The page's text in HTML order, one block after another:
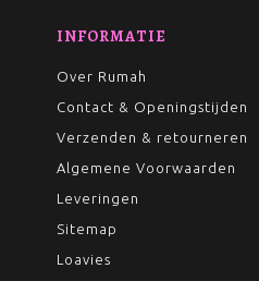
INFORMATIE
Over Rumah
Contact & Openingstijden
Verzenden & retourneren
Algemene Voorwaarden
Leveringen
Sitemap
Loavies